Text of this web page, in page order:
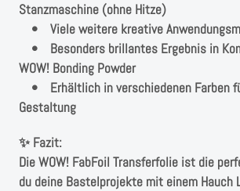
Stanzmaschine (ohne Hitze)
• Viele weitere kreative
• Besonders brillantes Ergebnis in
WOW! Bonding Powder
• Erhältlich in verschiedenen Farben
Gestaltung
✨ Fazit:
Die WOW! FabFoil Transferfolie ist die
du deine Bastelprojekte mit einem Hauch